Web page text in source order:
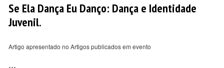
Se Ela Dança Eu Danço: Dança e Identidade
Juvenil.
Artigo apresentado no Artigos publicados em evento
...